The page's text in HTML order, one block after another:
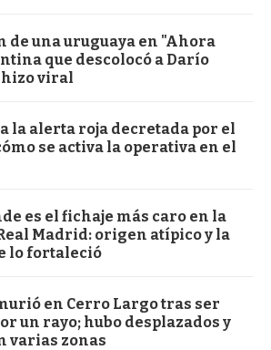
de una uruguaya en "Ahora
que descolocó a Darío
hizo viral
la alerta roja decretada por el
se activa la operativa en el
es el fichaje más caro en la
Madrid: origen atípico y la
lo fortaleció
en Cerro Largo tras ser
un rayo; hubo desplazados y
varias zonas